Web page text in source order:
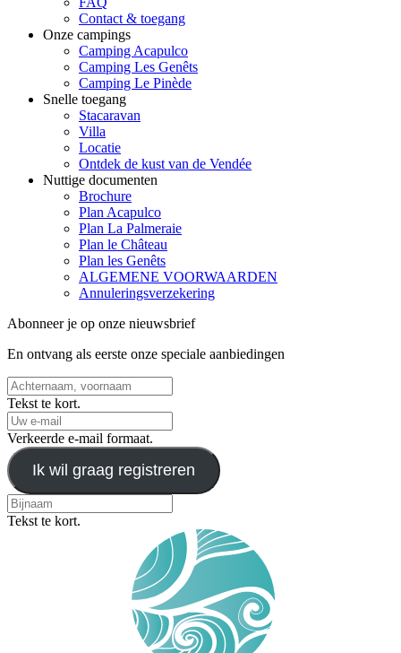
Contact & toegang
Onze campings
Camping Acapulco
Camping Les Genêts
Camping Le Pinède
Snelle toegang
Stacaravan
Villa
Locatie
Ontdek de kust van de Vendée
Nuttige documenten
Brochure
Plan Acapulco
Plan La Palmeraie
Plan le Château
Plan les Genêts
ALGEMENE VOORWAARDEN
Annuleringsverzekering
Abonneer je op onze nieuwsbrief
En ontvang als eerste onze speciale aanbiedingen
Tekst te kort.
Verkeerde e-mail formaat.
Ik wil graag registreren
Tekst te kort.